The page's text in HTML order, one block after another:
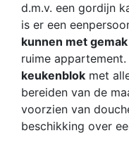
d.m.v. een gordijn
is er een
kunnen met
ruime appartement.
keukenblok met
bereiden van de
voorzien van
beschikking over